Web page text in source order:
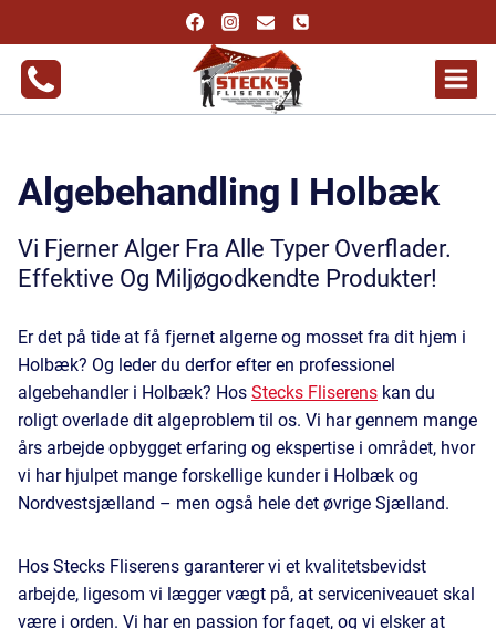
til
indhold
Algebehandling I Holbæk
Vi Fjerner Alger Fra Alle Typer Overflader.
Effektive Og Miljøgodkendte Produkter!
Er det på tide at få fjernet algerne og mosset fra dit hjem i
Holbæk? Og leder du derfor efter en professionel
algebehandler i Holbæk? Hos Stecks Fliserens kan du
roligt overlade dit algeproblem til os. Vi har gennem mange
års arbejde opbygget erfaring og ekspertise i området, hvor
vi har hjulpet mange forskellige kunder i Holbæk og
Nordvestsjælland – men også hele det øvrige Sjælland.
Hos Stecks Fliserens garanterer vi et kvalitetsbevidst
arbejde, ligesom vi lægger vægt på, at serviceniveauet skal
være i orden. Vi har en passion for faget, og vi elsker at